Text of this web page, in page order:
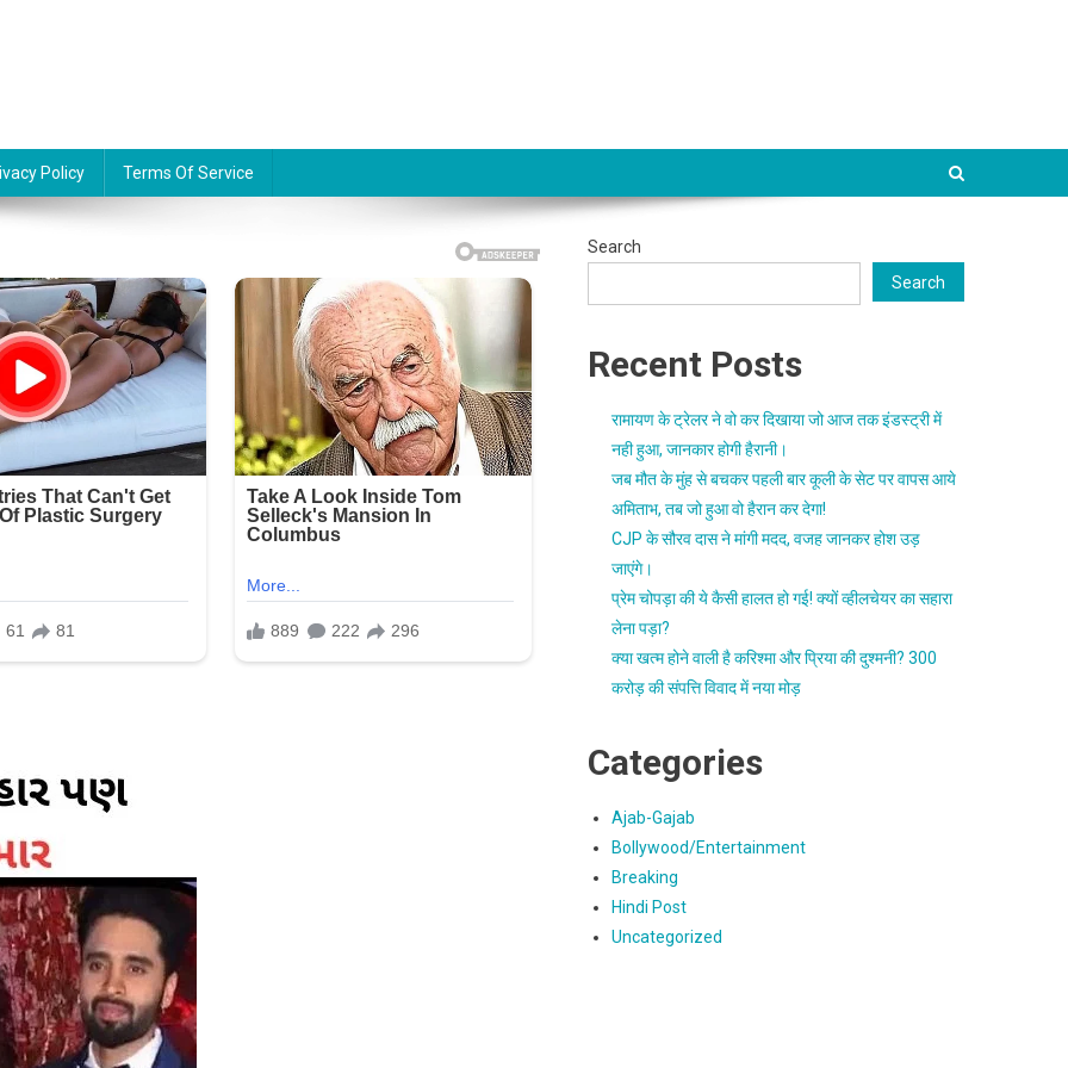
Policy Terms Of Service
Search
Search
Recent Posts
रामायण के ट्रेलर ने वो कर दिखाया जो आज तक इंडस्ट्री में
नही हुआ, जानकार होगी हैरानी।
जब मौत के मुंह से बचकर पहली बार कूली के सेट पर वापस आये
अमिताभ, तब जो हुआ वो हैरान कर देगा!
CJP के सौरव दास ने मांगी मदद, वजह जानकर होश उड़
जाएंगे।
प्रेम चोपड़ा की ये कैसी हालत हो गई! क्यों व्हीलचेयर का सहारा
लेना पड़ा?
क्या खत्म होने वाली है करिश्मा और प्रिया की दुश्मनी? 300
करोड़ की संपत्ति विवाद में नया मोड़
Categories
Ajab-Gajab
Bollywood/Entertainment
Breaking
Hindi Post
Uncategorized